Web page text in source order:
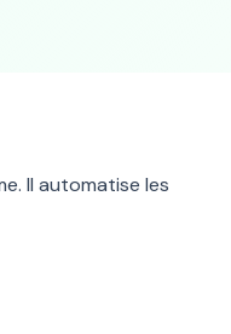
Il automatise les